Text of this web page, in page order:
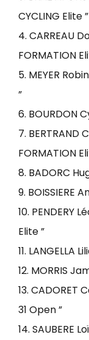
CYCLING Elite ”
4. CARREAU
FORMATION
5. MEYER
”
6. BOURDON
7. BERTRAND
FORMATION
8. BADORC
9. BOISSIERE
10. PENDERY
Elite ”
11. LANGELLA
12. MORRIS
13. CADORET
31 Open ”
14. SAUBERE